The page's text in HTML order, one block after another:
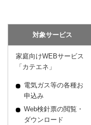
対象サービス
家庭向けWEBサービス
「カテエネ」
電気ガス等の各種お
申込み
Web検針票の閲覧・
ダウンロード